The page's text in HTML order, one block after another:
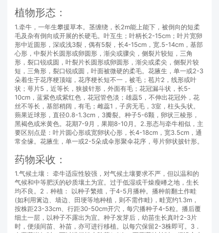
植物形态：
1.牵牛，一年生攀援草本。茎缠绕，长2m能上能下，被倒向的短柔
毛及杂有倒向或开展的长硬毛。叶互生；叶柄长2-15cm；叶片宽卵
形中近圆形，深或浅3裂，偶有5裂，长4-15cm，宽.5-14cm，基部
心形，中裂片长圆形或卵圆形，渐尖或骤尖，侧裂片较短，三角
形，裂口锐或圆，叶裂片长圆形或卵圆形，渐尖或柔尖，侧裂片较
短，三角形，裂口锐或圆，叶面被微硬的柔毛。花腋生，单一或2-3
朵着生于花序梗顶端，花序梗长短不一，被毛；苞片2，线形或叶
状；萼片5，近等长，狭披针形，外面有毛；花冠漏斗状，长5-
10cm，蓝紫色或紫红色，花冠管色淡；雄蕊5，不伸出花冠外，花
丝不等长，基部稍阔，有毛；雌蕊1，子房无毛，3室，柱头头状。
蒴果近球形，直径0.8-1.3cm，3瓣裂。种子5-6颗，卵状三棱形，
黑褐色或米黄色。花期7-9月，果期8-10月。2.形态与牵牛相似，主
要区别点是：叶片圆心形或宽卵状心形，长4-18cm，宽3.5cm，通
常全缘。花腋生，单一或2-5朵成伞形聚伞花序，萼片卵状披针形。
药物采收：
1.气候土壤： 牵牛适应性较强，对气候土壤要求不严，但以温和的
气候和中等肥沃的砂质壤土为宜。过于低湿或干燥瘦嵴之地，生长
均不良。2．种植： 以种子繁殖，于4-5月播种。播种前翻土作畦
(如利用篱边、墙边、田埂等地种植，则不需作畦)，畦宽约1.3m，
按株距23-33cm、行距30-50cm开穴，每穴播种子4-5粒。播后覆
细土一层，以种子不露出为宜。种子发芽后，幼苗生长真叶2-3片
时，便须间苗、补苗，亦可进行移植。以每穴保留2-3株即可。3．